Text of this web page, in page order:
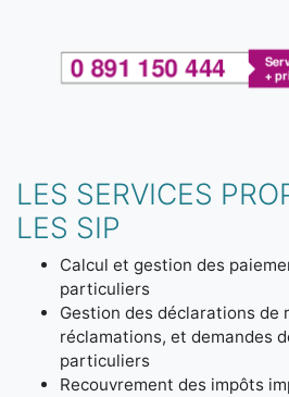
LES SERVICES
LES SIP
Calcul et gestion des
particuliers
Gestion des déclarations de
réclamations, et demandes
particuliers
Recouvrement des impôts